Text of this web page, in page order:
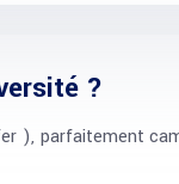
?
), parfaitement